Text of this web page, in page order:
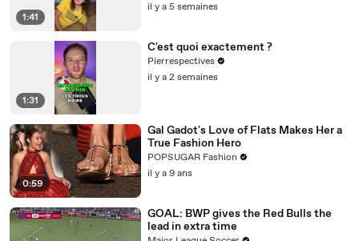
1:41
il y a 5 semaines
1:31
C'est quoi exactement ?
Pierrespectives
il y a 2 semaines
0:59
Gal Gadot's Love of Flats Makes Her a
True Fashion Hero
POPSUGAR Fashion
il y a 9 ans
GOAL: BWP gives the Red Bulls the
lead in extra time